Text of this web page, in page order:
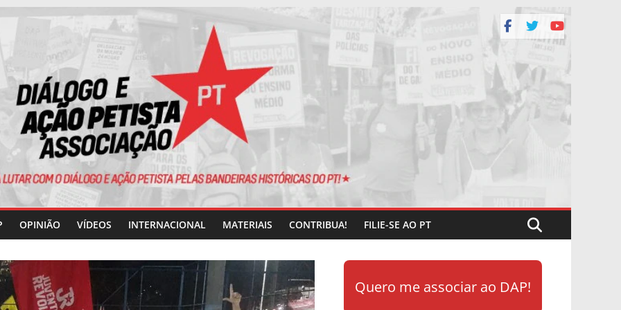
OPINIÃO VÍDEOS INTERNACIONAL MATERIAIS CONTRIBUA! FILIE-SE AO PT
Quero me associar ao DAP!